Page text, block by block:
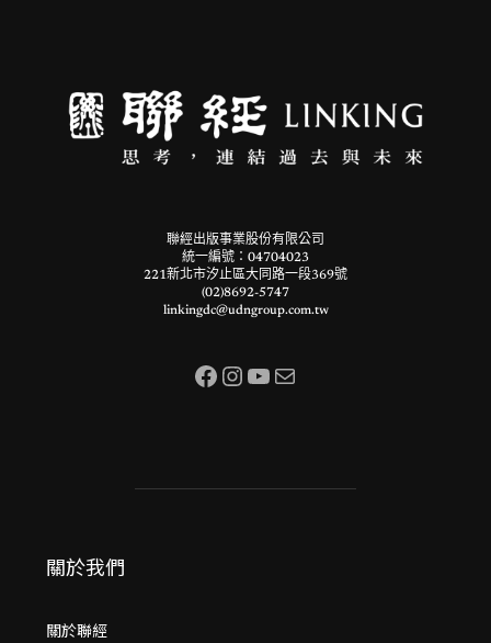
聯經出版事業股份有限公司
統一編號：04704023
221新北市汐止區大同路一段369號
(02)8692-5747
linkingdc@udngroup.com.tw
Facebook InstagramYouTube 電子郵件
關於我們
關於聯經